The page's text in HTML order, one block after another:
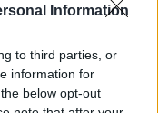
Information
to third parties, or
information for
below opt-out